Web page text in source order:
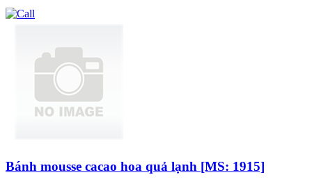
Bánh mousse cacao hoa quả lạnh [MS: 1915]